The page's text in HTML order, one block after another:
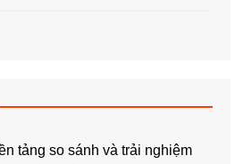
tảng so sánh và trải nghiệm